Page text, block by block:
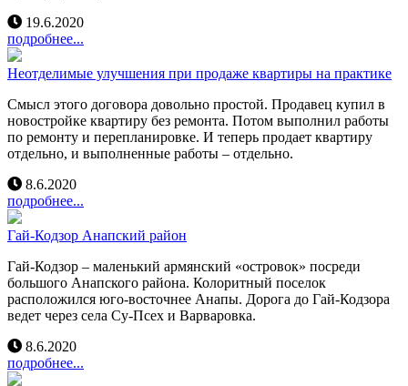
19.6.2020
подробнее...
Неотделимые улучшения при продаже квартиры на практике
Смысл этого договора довольно простой. Продавец купил в
новостройке квартиру без ремонта. Потом выполнил работы
по ремонту и перепланировке. И теперь продает квартиру
отдельно, и выполненные работы – отдельно.
8.6.2020
подробнее...
Гай-Кодзор Анапский район
Гай-Кодзор – маленький армянский «островок» посреди
большого Анапского района. Колоритный поселок
расположился юго-восточнее Анапы. Дорога до Гай-Кодзора
ведет через села Су-Псех и Варваровка.
8.6.2020
подробнее...